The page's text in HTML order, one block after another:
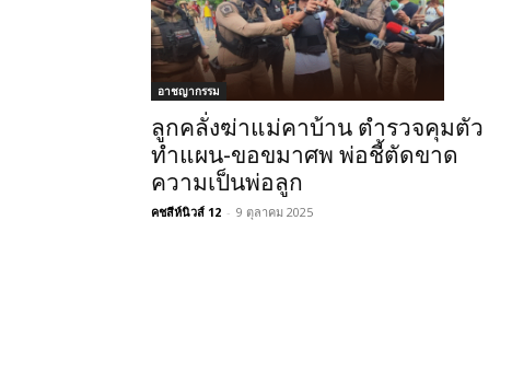
อาชญากรรม
ลูกคลั่งฆ่าแม่คาบ้าน ตำรวจคุมตัว
ทำแผน-ขอขมาศพ พ่อชี้ตัดขาด
ความเป็นพ่อลูก
คชสีห์นิวส์ 12 - 9 ตุลาคม 2025